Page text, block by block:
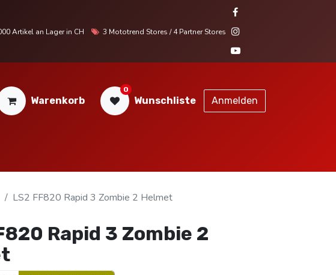
Artikel an Lager in CH 3 Mototrend Stores / 4 Partner Stores
Warenkorb
0
Wunschliste Anmelden
LS2 FF820 Rapid 3 Zombie 2 Helmet
Rapid 3 Zombie 2